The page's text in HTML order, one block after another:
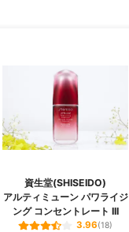
資生堂(SHISEIDO)
アルティミューン パワライジ
ング コンセントレート III
3.96(18)